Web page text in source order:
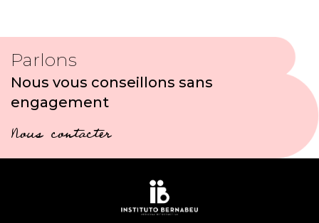
Parlons
Nous vous conseillons sans
engagement
Nous contacter